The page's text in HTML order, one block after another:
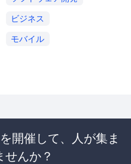
ビジネス
モバイル
開催して、人が集ま
せんか？